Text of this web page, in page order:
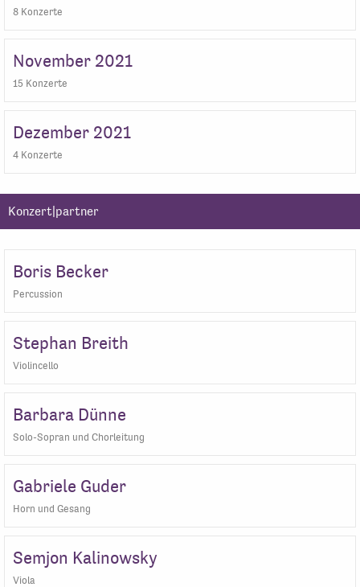
8 Konzerte
November 2021
15 Konzerte
Dezember 2021
4 Konzerte
Konzert|partner
Boris Becker
Percussion
Stephan Breith
Violincello
Barbara Dünne
Solo-Sopran und Chorleitung
Gabriele Guder
Horn und Gesang
Semjon Kalinowsky
Viola